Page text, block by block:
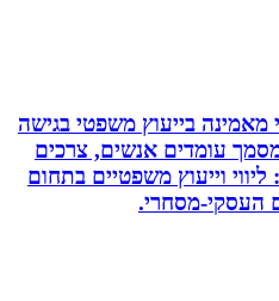
בייעוץ משפטי בגישה
עומדים אנשים, צרכים
וייעוץ משפטיים בתחום
מסחרי.